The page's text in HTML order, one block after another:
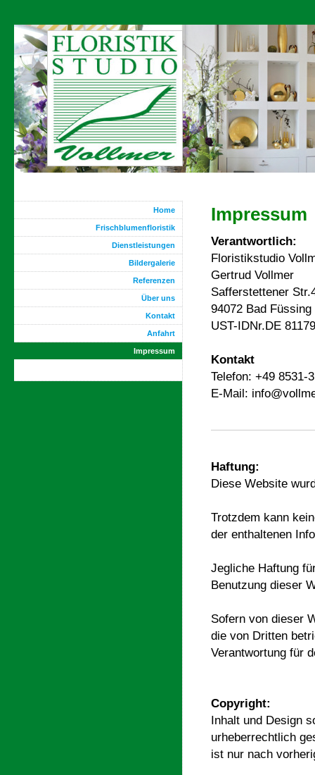
Impressum
Verantwortlich:
Floristikstudio
Gertrud Vollmer
Safferstettener
94072 Bad Füssing
UST-IDNr.DE
Kontakt
Telefon: +49 8531-
E-Mail:
Haftung:
Diese Website
Trotzdem kann
der enthaltenen
Jegliche Haftung
Benutzung dieser
Sofern von dieser
die von Dritten
Verantwortung für
Copyright:
Inhalt und Design
urheberrechtlich
ist nur nach
Home
Frischblumenfloristik
Dienstleistungen
Bildergalerie
Referenzen
Über uns
Kontakt
Anfahrt
Impressum